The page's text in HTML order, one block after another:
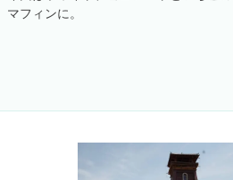
マフィンに。